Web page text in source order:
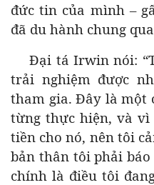
đức tin của mình –
đã du hành chung
Đại tá Irwin nói:
trải nghiệm được
tham gia. Đây là một
từng thực hiện, và
tiền cho nó, nên tôi
bản thân tôi phải
chính là điều tôi